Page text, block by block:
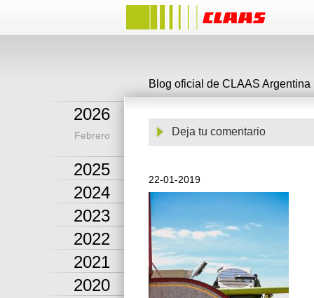
2026
Febrero
2025
2024
2023
2022
2021
2020
Blog oficial de CLAAS Argentina
Deja tu comentario
22-01-2019